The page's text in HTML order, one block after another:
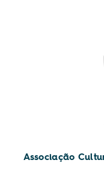
Associação